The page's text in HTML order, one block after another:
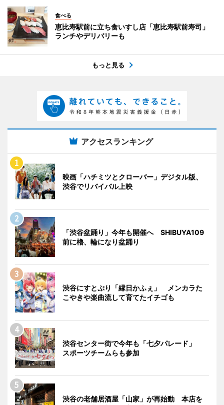
食べる
恵比寿駅前に立ち食いすし店「恵比寿駅前寿司」
ランチやデリバリーも
もっと見る
アクセスランキング
映画「ハチミツとクローバー」デジタル版、
渋谷でリバイバル上映
「渋谷盆踊り」今年も開催へ SHIBUYA109
前に櫓、輪になり盆踊り
渋谷にすとぷり「縁日かふぇ」 メンカラた
こやきや楽曲流して育てたイチゴも
渋谷センター街で今年も「七夕パレード」
スポーツチームらも参加
渋谷の老舗居酒屋「山家」が再始動 本店を